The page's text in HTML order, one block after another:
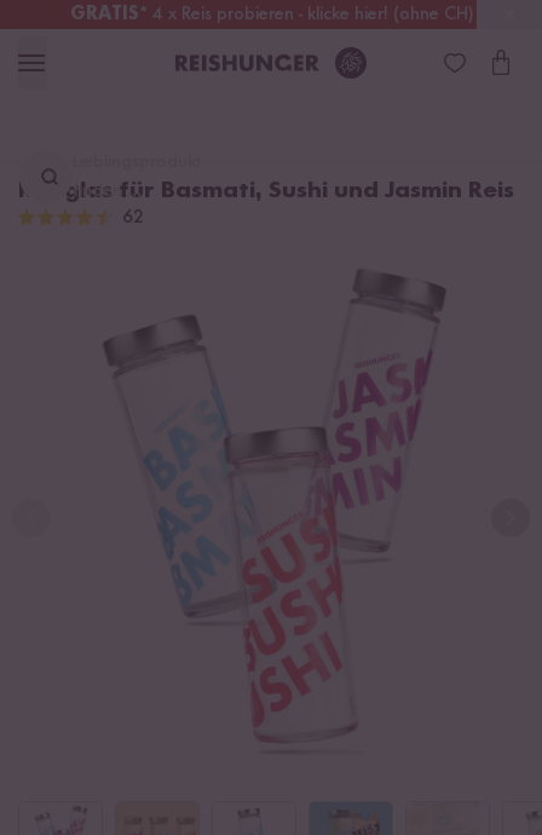
GRATIS* 4 x Reis probieren - klicke hier! (ohne CH)
Deutschland Kostenloser Versand
finden ...
Reisglas für Basmati, Sushi und Jasmin Reis
62